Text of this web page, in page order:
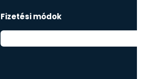
Fizetési módok